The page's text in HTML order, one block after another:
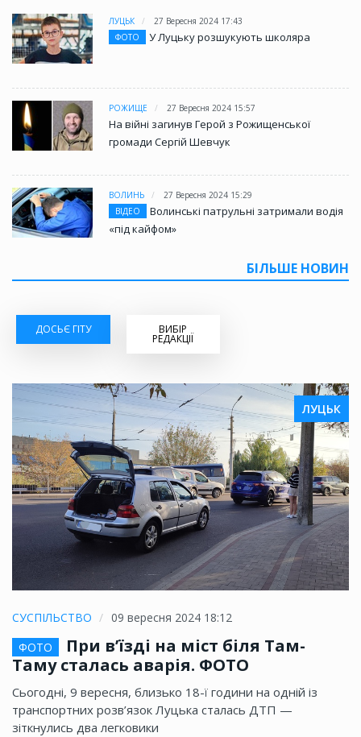
ЛУЦЬК
27 Вересня 2024 17:43
ФОТО
У Луцьку розшукують школяра
РОЖИЩЕ 27 Вересня 2024 15:57
На війні загинув Герой з Рожищенської
громади Сергій Шевчук
ВОЛИНЬ
27 Вересня 2024 15:29
ВІДЕО
Волинські патрульні затримали водія
«під кайфом»
БІЛЬШЕ НОВИН
ДОСЬЄ ГІТУ ВИБІР
РЕДАКЦІЇ
ЛУЦЬК
СУСПІЛЬСТВО
09 вересня 2024 18:12
ФОТО
При в’їзді на міст біля Там-
Таму сталась аварія. ФОТО
Сьогодні, 9 вересня, близько 18-ї години на одній із
транспортних розв’язок Луцька сталась ДТП —
зіткнулись два легковики